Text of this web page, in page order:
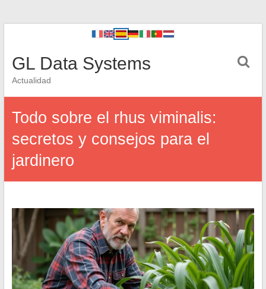
GL Data Systems
Actualidad
Todo sobre el rhus viminalis:
secretos y consejos para el
jardinero